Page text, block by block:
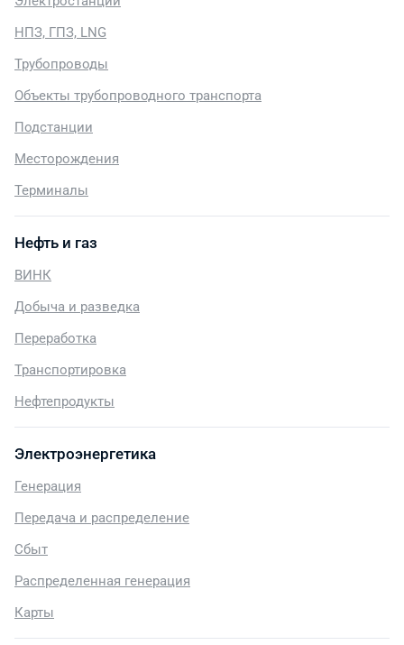
НПЗ, ГПЗ, LNG
Трубопроводы
Объекты трубопроводного транспорта
Подстанции
Месторождения
Терминалы
Нефть и газ
ВИНК
Добыча и разведка
Переработка
Транспортировка
Нефтепродукты
Электроэнергетика
Генерация
Передача и распределение
Сбыт
Распределенная генерация
Карты